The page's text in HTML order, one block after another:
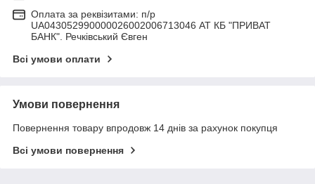
Оплата за реквізитами: п/р
UA043052990000026002006713046 АТ КБ "ПРИВАТ
БАНК". Речківський Євген
Всі умови оплати
Умови повернення
Повернення товару впродовж 14 днів за рахунок покупця
Всі умови повернення